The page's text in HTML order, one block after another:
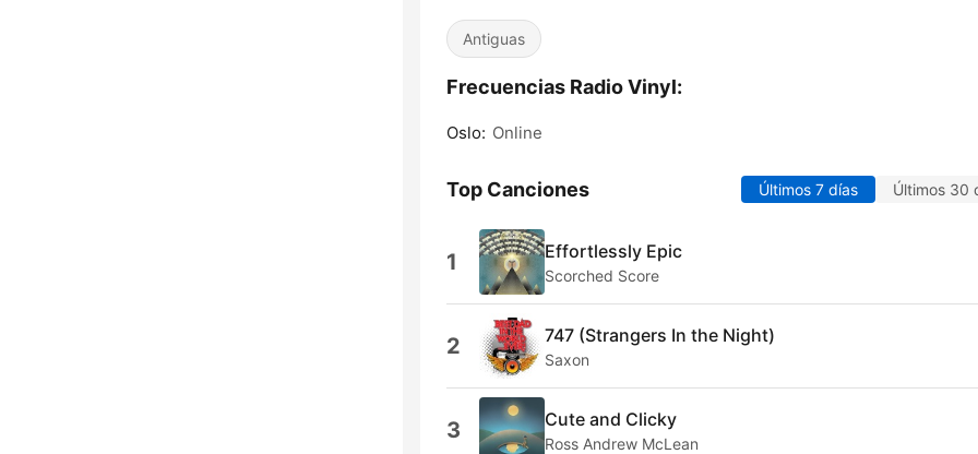
Antiguas
Frecuencias Radio Vinyl:
Oslo: Online
Top Canciones Últimos 7 días Últimos 30
1 Effortlessly Epic
Scorched Score
2 747 (Strangers In the Night)
Saxon
3 Cute and Clicky
Ross Andrew McLean